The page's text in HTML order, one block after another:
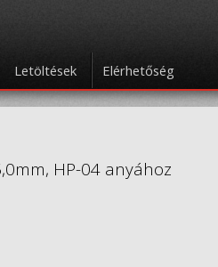
Letöltések Elérhetőség
HP-04 anyához